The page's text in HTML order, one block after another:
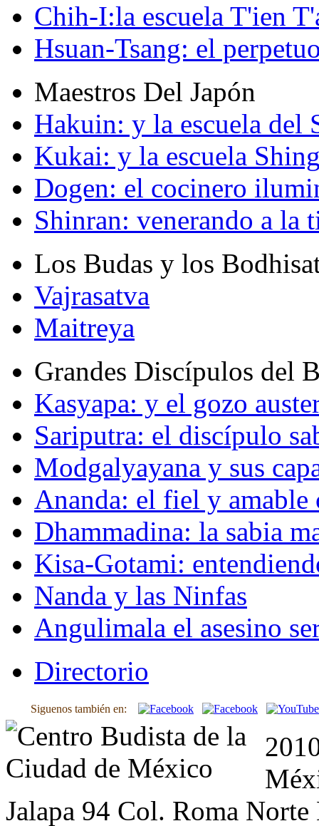
Chih-I:la escuela T'ien
Hsuan-Tsang: el
Maestros Del Japón
Hakuin: y la escuela del
Kukai: y la escuela
Dogen: el cocinero
Shinran: venerando a la
Los Budas y los
Vajrasatva
Maitreya
Grandes Discípulos del
Kasyapa: y el gozo
Sariputra: el discípulo
Modgalyayana y sus
Ananda: el fiel y amable
Dhammadina: la sabia
Kisa-Gotami:
Nanda y las Ninfas
Angulimala el asesino
Directorio
Siguenos también en:
Jalapa 94 Col. Roma